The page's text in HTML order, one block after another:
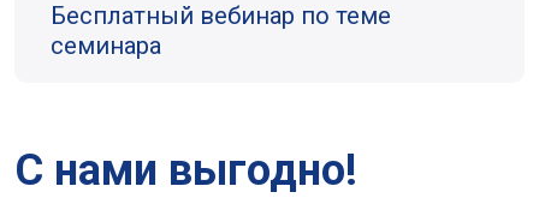
Бесплатный вебинар по теме
семинара
С нами выгодно!